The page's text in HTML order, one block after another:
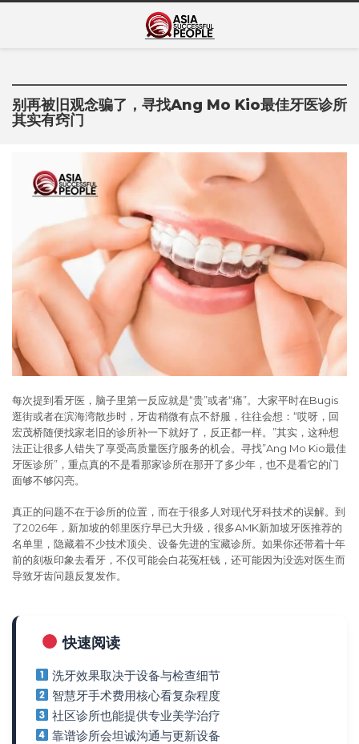
Asia Successful
People
别再被旧观念骗了，寻找Ang Mo Kio最佳牙医诊所
其实有窍门
每次提到看牙医，脑子里第一反应就是“贵”或者“痛”。大家平时在Bugis
逛街或者在滨海湾散步时，牙齿稍微有点不舒服，往往会想：“哎呀，回
宏茂桥随便找家老旧的诊所补一下就好了，反正都一样。”其实，这种想
法正让很多人错失了享受高质量医疗服务的机会。寻找”Ang Mo Kio最佳
牙医诊所”，重点真的不是看那家诊所在那开了多少年，也不是看它的门
面够不够闪亮。
真正的问题不在于诊所的位置，而在于很多人对现代牙科技术的误解。到
了2026年，新加坡的邻里医疗早已大升级，很多AMK新加坡牙医推荐的
名单里，隐藏着不少技术顶尖、设备先进的宝藏诊所。如果你还带着十年
前的刻板印象去看牙，不仅可能会白花冤枉钱，还可能因为没选对医生而
导致牙齿问题反复发作。
快速阅读
洗牙效果取决于设备与检查细节
智慧牙手术费用核心看复杂程度
社区诊所也能提供专业美学治疗
靠谱诊所会坦诚沟通与更新设备